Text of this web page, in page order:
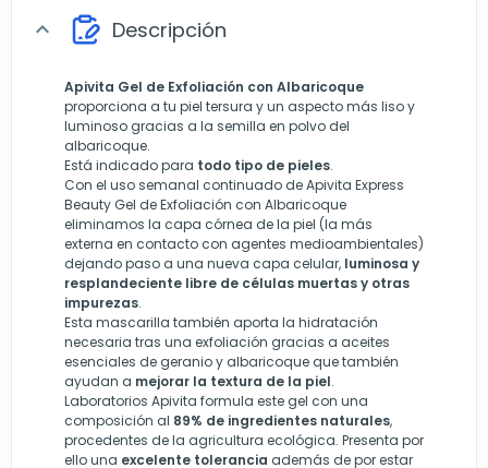
expand_more Descripción
Apivita Gel de Exfoliación con Albaricoque
proporciona a tu piel tersura y un aspecto más liso y
luminoso gracias a la semilla en polvo del
albaricoque.
Está indicado para todo tipo de pieles.
Con el uso semanal continuado de Apivita Express
Beauty Gel de Exfoliación con Albaricoque
eliminamos la capa córnea de la piel (la más
externa en contacto con agentes medioambientales)
dejando paso a una nueva capa celular, luminosa y
resplandeciente libre de células muertas y otras
impurezas.
Esta mascarilla también aporta la hidratación
necesaria tras una exfoliación gracias a aceites
esenciales de geranio y albaricoque que también
ayudan a mejorar la textura de la piel.
Laboratorios Apivita formula este gel con una
composición al 89% de ingredientes naturales,
procedentes de la agricultura ecológica. Presenta por
ello una excelente tolerancia además de por estar